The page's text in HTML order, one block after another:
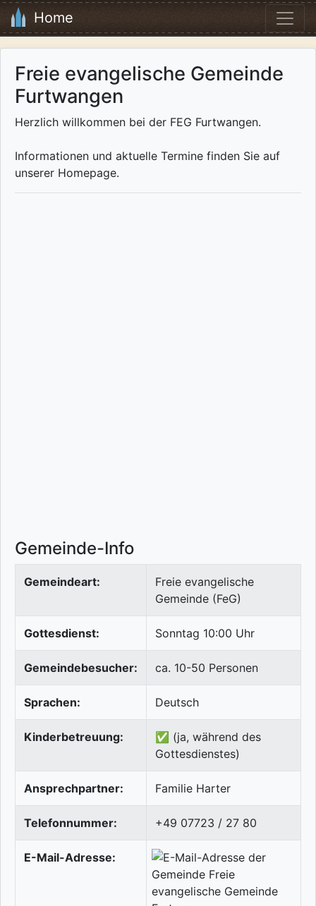
Home
Freie evangelische Gemeinde
Furtwangen
Herzlich willkommen bei der FEG Furtwangen.
Informationen und aktuelle Termine finden Sie auf
unserer Homepage.
Gemeinde-Info
Gemeindeart:
Freie evangelische
Gemeinde (FeG)
Gottesdienst: Sonntag 10:00 Uhr
Gemeindebesucher: ca. 10-50 Personen
Sprachen: Deutsch
Kinderbetreuung:
✅ (ja, während des
Gottesdienstes)
Ansprechpartner: Familie Harter
Telefonnummer: +49 07723 / 27 80
E-Mail-Adresse: